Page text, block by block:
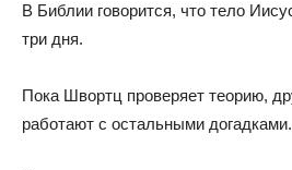
В Библии говорится, что тело
три дня.
Пока Швортц проверяет теорию,
работают с остальными догадками.